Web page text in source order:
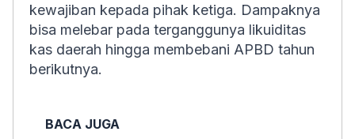
kewajiban kepada pihak ketiga. Dampaknya
bisa melebar pada terganggunya likuiditas
kas daerah hingga membebani APBD tahun
berikutnya.
BACA JUGA